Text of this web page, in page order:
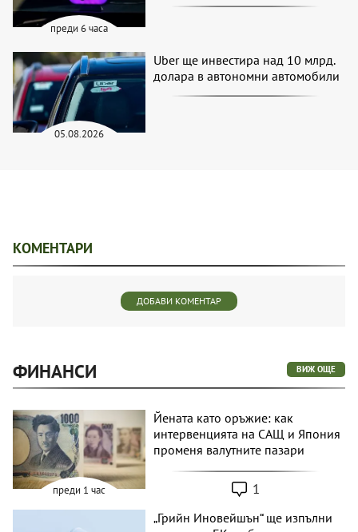
преди 6 часа
05.08.2026
Uber ще инвестира над 10 млрд.
долара в автономни автомобили
КОМЕНТАРИ
ДОБАВИ КОМЕНТАР
ФИНАНСИ ВИЖ ОЩЕ
преди 1 час
Йената като оръжие: как
интервенцията на САЩ и Япония
променя валутните пазари
1
„Грийн Иновейшън“ ще изпълни